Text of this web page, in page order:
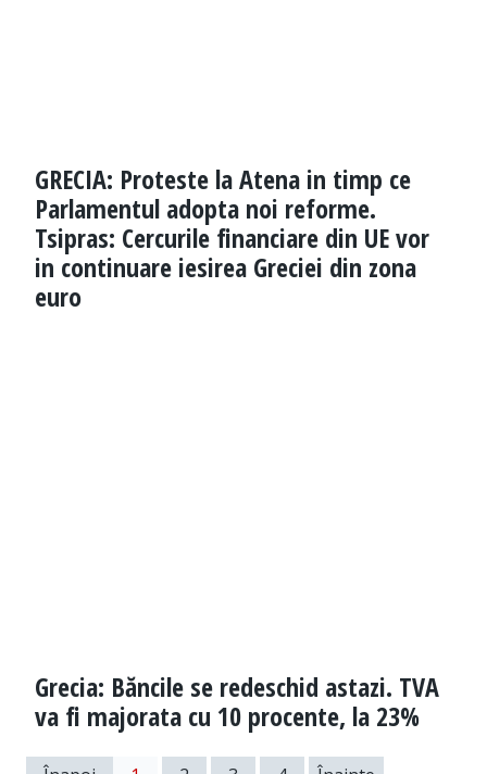
GRECIA: Proteste la Atena in timp ce
Parlamentul adopta noi reforme.
Tsipras: Cercurile financiare din UE vor
in continuare iesirea Greciei din zona
euro
Grecia: Băncile se redeschid astazi. TVA
va fi majorata cu 10 procente, la 23%